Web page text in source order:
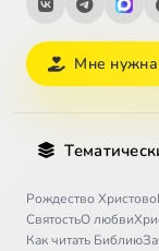
Мне
Рождество Христово
СвятостьО любви
Как читать Библию